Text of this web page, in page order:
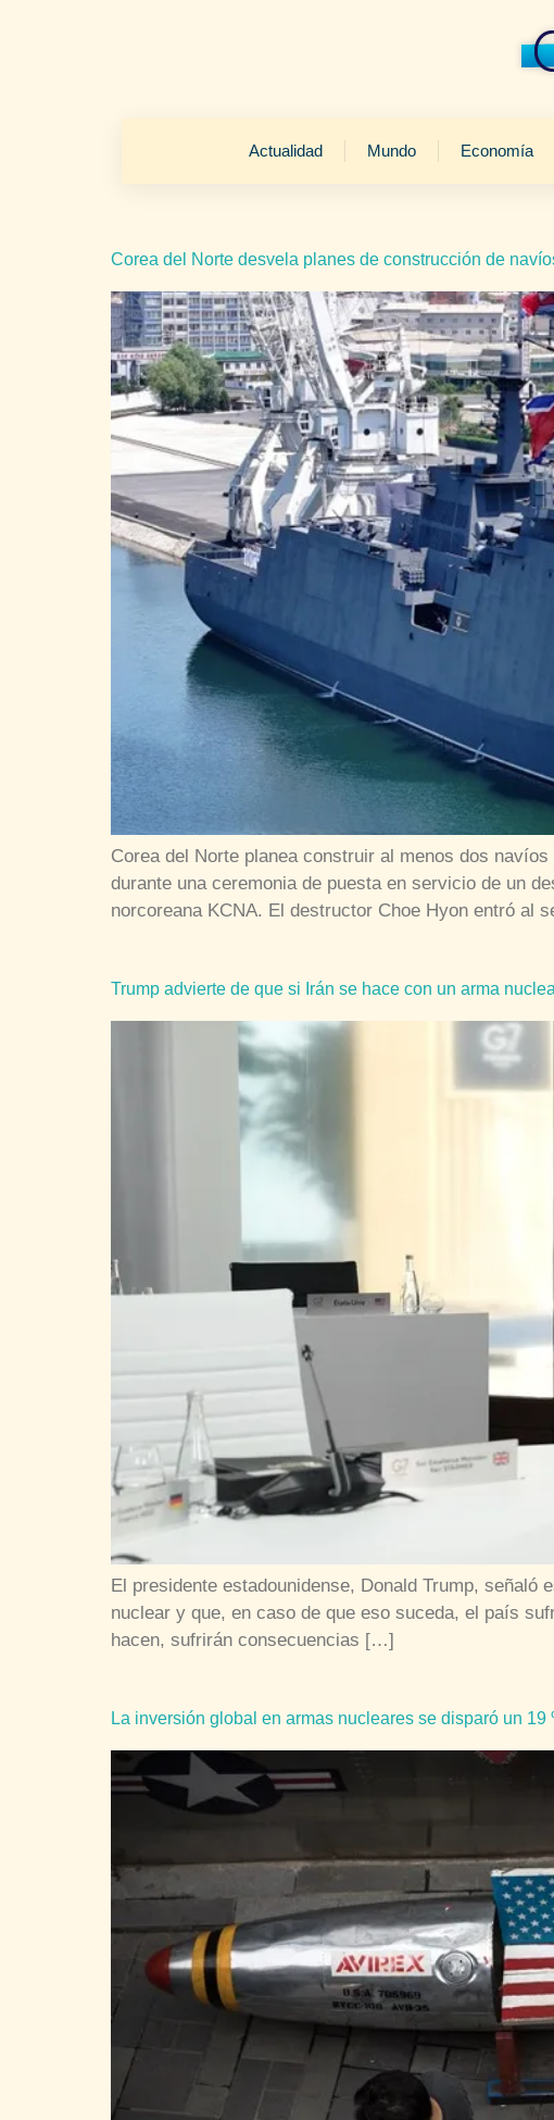
Actualidad Mundo Economía
Corea del Norte desvela planes de construcción de
Corea del Norte planea construir al menos dos
durante una ceremonia de puesta en servicio de un
norcoreana KCNA. El destructor Choe Hyon entró al
Trump advierte de que si Irán se hace con un arma
El presidente estadounidense, Donald Trump, señaló
nuclear y que, en caso de que eso suceda, el país
hacen, sufrirán consecuencias […]
La inversión global en armas nucleares se disparó un 19